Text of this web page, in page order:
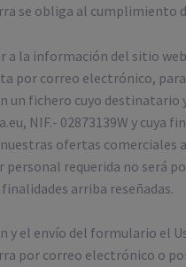
se obliga al cumplimiento
a la información del sitio
por correo electrónico,
fichero cuyo destinatario
NIF.- 02873139W y
ofertas comerciales
personal requerida no será
arriba reseñadas.
y el envío del formulario el
por correo electrónico o